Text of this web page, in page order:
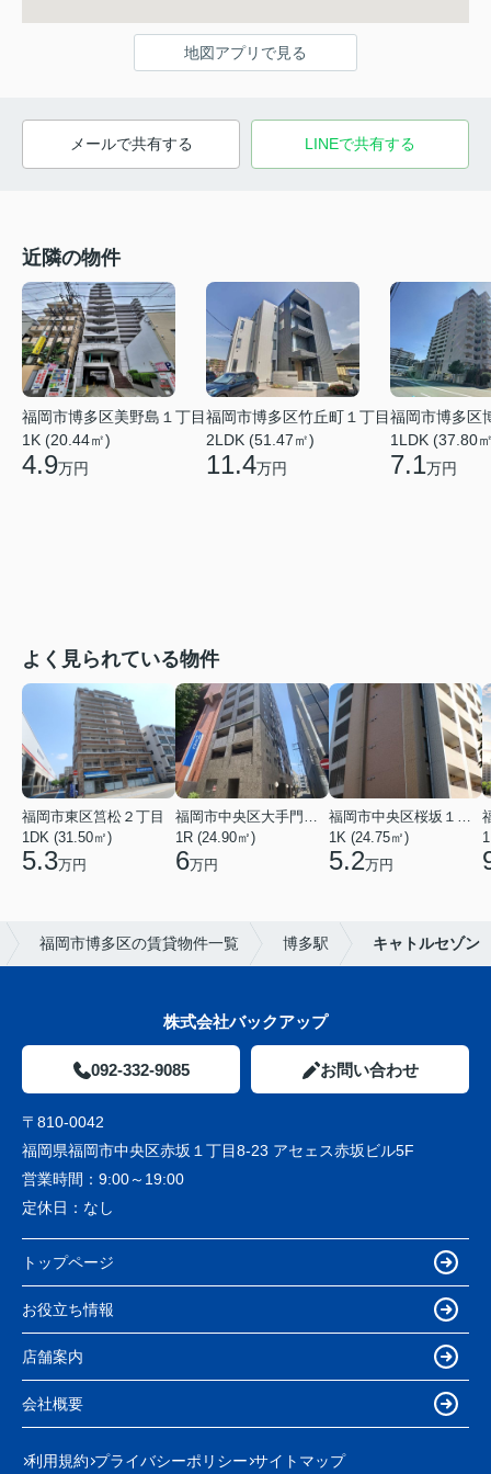
地図アプリで見る
メールで共有する LINEで共有する
近隣の物件
福岡市博多区美野島１丁目
1K (20.44㎡)
4.9万円
福岡市博多区竹丘町１丁目
2LDK (51.47㎡)
11.4万円
福岡市博多区
1LDK (37.80
7.1万円
よく見られている物件
福岡市東区筥松２丁目
1DK (31.50㎡)
5.3万円
福岡市中央区大手門３丁目
1R (24.90㎡)
6万円
福岡市中央区桜坂１丁目
1K (24.75㎡)
5.2万円
福岡市博多区の賃貸物件一覧 博多駅 キャトルセゾン
株式会社バックアップ
092-332-9085 お問い合わせ
〒810-0042
福岡県福岡市中央区赤坂１丁目8-23 アセェス赤坂ビル5F
営業時間： 9:00～19:00
定休日： なし
トップページ
お役立ち情報
店舗案内
会社概要
利用規約 プライバシーポリシー サイトマップ